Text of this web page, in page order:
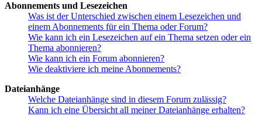
Abonnements und Lesezeichen
Was ist der Unterschied zwischen einem Lesezeichen und
einem Abonnements für ein Thema oder Forum?
Wie kann ich ein Lesezeichen auf ein Thema setzen oder ein
Thema abonnieren?
Wie kann ich ein Forum abonnieren?
Wie deaktiviere ich meine Abonnements?
Dateianhänge
Welche Dateianhänge sind in diesem Forum zulässig?
Kann ich eine Übersicht all meiner Dateianhänge erhalten?